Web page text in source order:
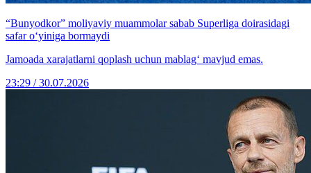
“Bunyodkor” moliyaviy muammolar sabab Superliga doirasidagi
safar o‘yiniga bormaydi
Jamoada xarajatlarni qoplash uchun mablag‘ mavjud emas.
23:29 / 30.07.2026